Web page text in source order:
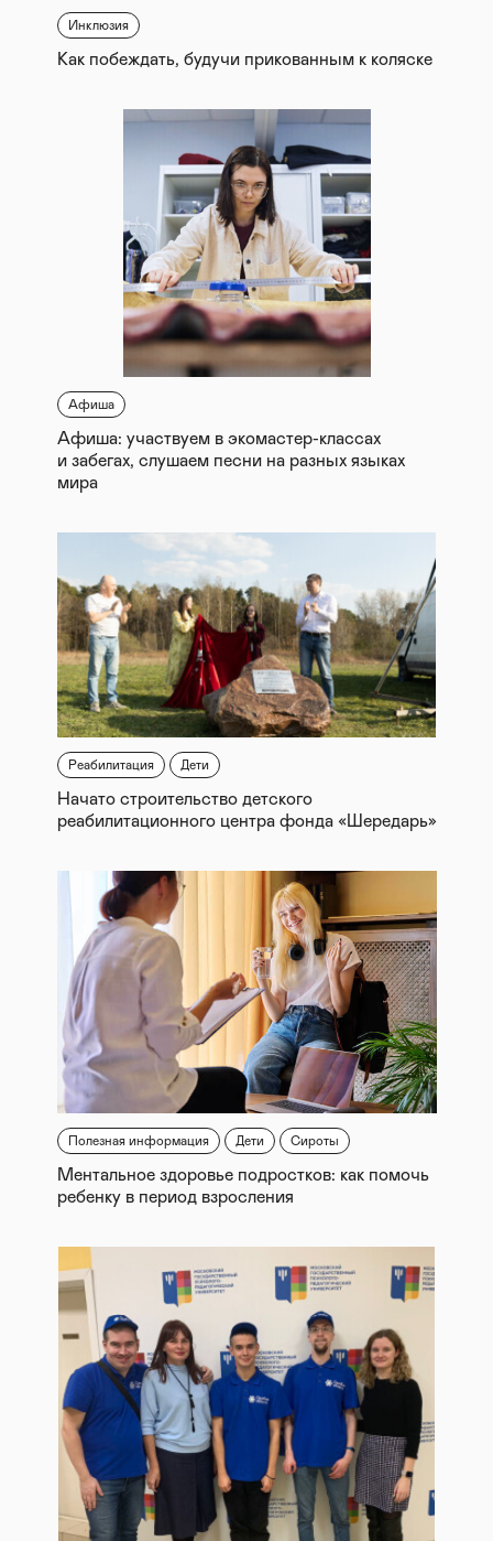
Инклюзия
Как побеждать, будучи прикованным к коляске
Афиша
Афиша: участвуем в экомастер-классах
и забегах, слушаем песни на разных языках
мира
Реабилитация Дети
Начато строительство детского
реабилитационного центра фонда «Шередарь»
Полезная информация Дети Сироты
Ментальное здоровье подростков: как помочь
ребенку в период взросления